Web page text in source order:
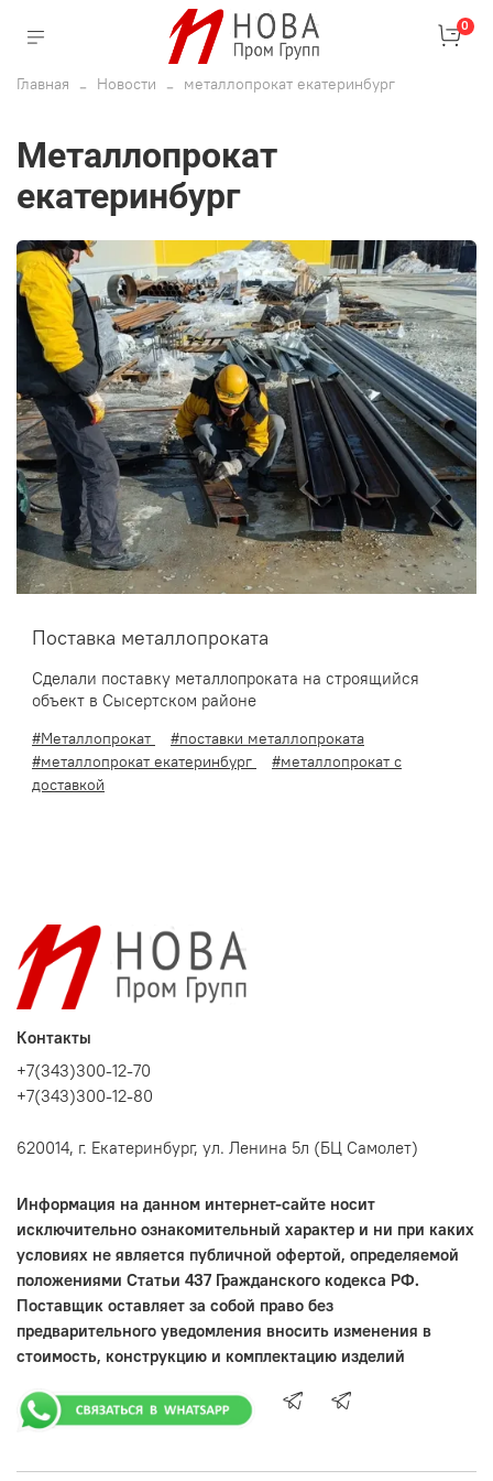
0
Главная Новости металлопрокат екатеринбург
металлопрокат
екатеринбург
Поставка металлопроката
Сделали поставку металлопроката на строящийся
объект в Сысертском районе
#Металлопрокат
#поставки металлопроката
#металлопрокат екатеринбург
#металлопрокат с
доставкой
Контакты
+7(343)300-12-70
+7(343)300-12-80
620014, г. Екатеринбург, ул. Ленина 5л (БЦ Самолет)
Информация на данном интернет-сайте носит
исключительно ознакомительный характер и ни при каких
условиях не является публичной офертой, определяемой
положениями Статьи 437 Гражданского кодекса РФ.
Поставщик оставляет за собой право без
предварительного уведомления вносить изменения в
стоимость, конструкцию и комплектацию изделий